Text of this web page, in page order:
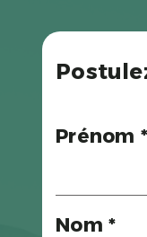
Prénom *
Nom *